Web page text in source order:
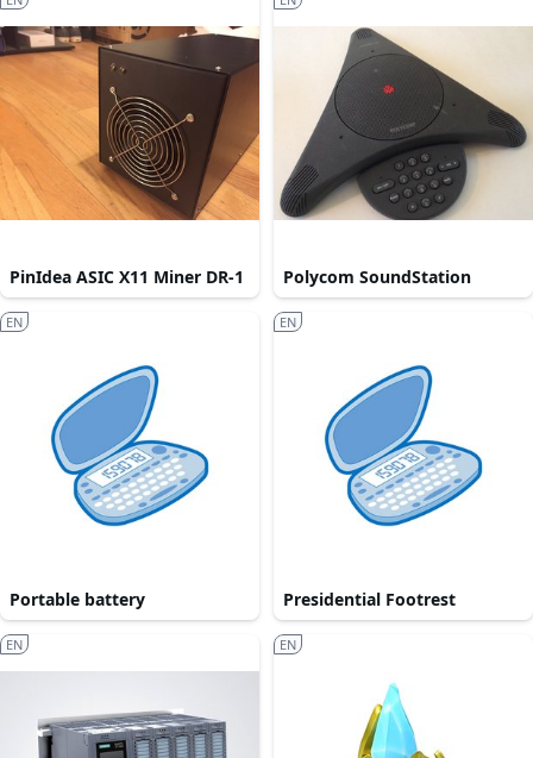
PinIdea ASIC X11 Miner DR-1 Polycom SoundStation
Portable battery
EN
Presidential Footrest
EN
EN EN